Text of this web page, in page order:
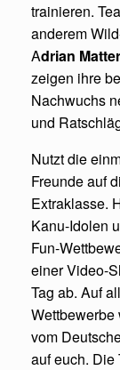
trainieren.
anderem
Adrian
zeigen ihre
Nachwuchs
und
Nutzt die
Freunde auf
Extraklasse.
Kanu-Idolen
Fun-
einer Video-
Tag ab. Auf
vom
auf euch. Die